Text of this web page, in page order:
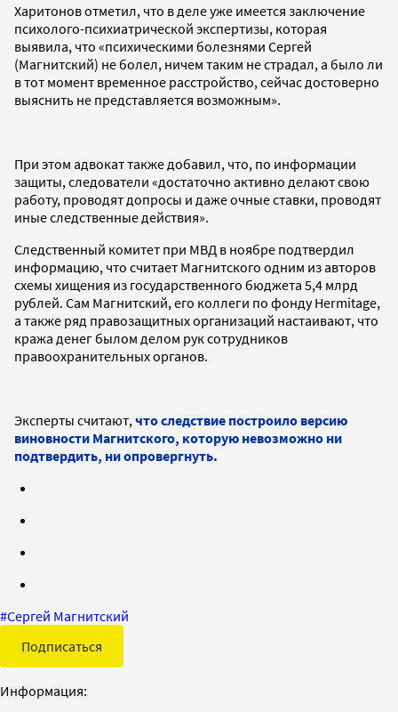
Харитонов отметил, что в деле уже имеется заключение
психолого-психиатрической экспертизы, которая
выявила, что «психическими болезнями Сергей
(Магнитский) не болел, ничем таким не страдал, а было ли
в тот момент временное расстройство, сейчас достоверно
выяснить не представляется возможным».
При этом адвокат также добавил, что, по информации
защиты, следователи «достаточно активно делают свою
работу, проводят допросы и даже очные ставки, проводят
иные следственные действия».
Следственный комитет при МВД в ноябре подтвердил
информацию, что считает Магнитского одним из авторов
схемы хищения из государственного бюджета 5,4 млрд
рублей. Сам Магнитский, его коллеги по фонду Hermitage,
а также ряд правозащитных организаций настаивают, что
кража денег былом делом рук сотрудников
правоохранительных органов.
Эксперты считают, что следствие построило версию
виновности Магнитского, которую невозможно ни
подтвердить, ни опровергнуть.
#Сергей Магнитский
Подписаться
Информация: